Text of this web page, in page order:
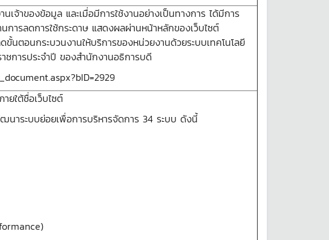
เจ้าของข้อมูล และเมื่อมีการใช้งานอย่างเป็นทางการ ได้มีการ
การลดการใช้กระดาษ แสดงผลผ่านหน้าหลักของเว็บไซต์
นตอนกระบวนงานให้บริการของหน่วยงานด้วยระบบเทคโนโลยี
การประจำปี ของสำนักงานอธิการบดี
ยใต้ชื่อเว็บไซต์
นาระบบย่อยเพื่อการบริหารจัดการ 34 ระบบ ดังนี้